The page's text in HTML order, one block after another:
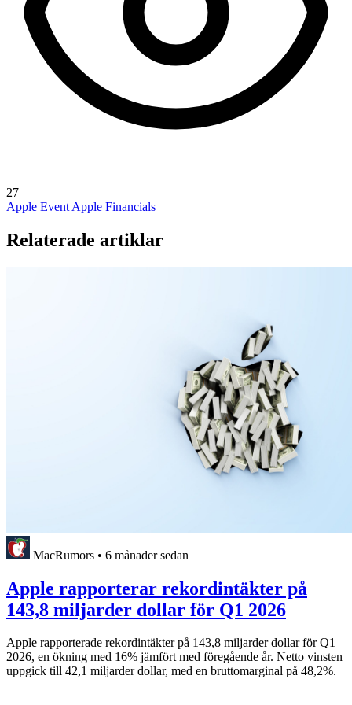
27
Apple Event Apple Financials
Relaterade artiklar
MacRumors • 6 månader sedan
Apple rapporterar rekordintäkter på
143,8 miljarder dollar för Q1 2026
Apple rapporterade rekordintäkter på 143,8 miljarder dollar för Q1
2026, en ökning med 16% jämfört med föregående år. Netto vinsten
uppgick till 42,1 miljarder dollar, med en bruttomarginal på 48,2%.